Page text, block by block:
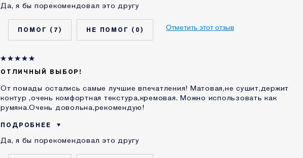
Возраст
Тип кожи
Проблема кожи
Другая
ESTEE LAUDER?
Я получал(-а) миниатюру этого
Да, я бы порекомендовал это другу
7 0 Отметить этот отзыв
ОТЛИЧНЫЙ ВЫБОР!
От помады остались самые лучшие впечатления! Матовая,не сушит,держит
контур ,очень комфортная текстура,кремовая. Можно использовать как
румяна.Очень довольна,рекомендую!
ПОДРОБНЕЕ
Возраст
Тип кожи
Да, я бы порекомендовал это другу